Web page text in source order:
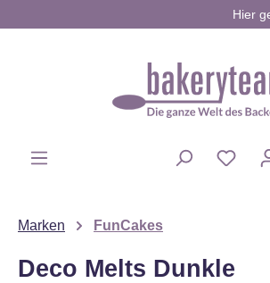
Hier
Marken FunCakes
Deco Melts Dunkle